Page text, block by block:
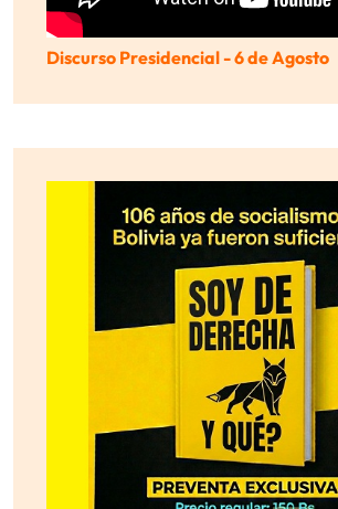
Discurso Presidencial - 6 de Agosto